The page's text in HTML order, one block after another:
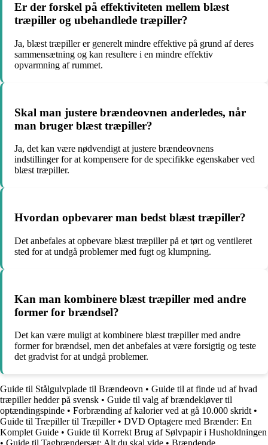
Er der forskel på effektiviteten mellem blæst
træpiller og ubehandlede træpiller?
Ja, blæst træpiller er generelt mindre effektive på grund af deres
sammensætning og kan resultere i en mindre effektiv
opvarmning af rummet.
Skal man justere brændeovnen anderledes, når
man bruger blæst træpiller?
Ja, det kan være nødvendigt at justere brændeovnens
indstillinger for at kompensere for de specifikke egenskaber ved
blæst træpiller.
Hvordan opbevarer man bedst blæst træpiller?
Det anbefales at opbevare blæst træpiller på et tørt og ventileret
sted for at undgå problemer med fugt og klumpning.
Kan man kombinere blæst træpiller med andre
former for brændsel?
Det kan være muligt at kombinere blæst træpiller med andre
former for brændsel, men det anbefales at være forsigtig og teste
det gradvist for at undgå problemer.
Guide til Stålgulvplade til Brændeovn • Guide til at finde ud af hvad
træpiller hedder på svensk • Guide til valg af brændekløver til
optændingspinde • Forbrænding af kalorier ved at gå 10.000 skridt •
Guide til Træpiller til Træpiller• DVD Optagere med Brænder: En
Komplet Guide • Guide til Korrekt Brug af Sølvpapir i Husholdningen